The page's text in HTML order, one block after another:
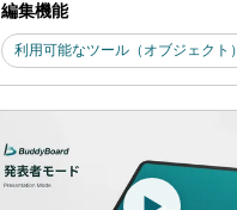
編集機能
利用可能なツール（オブジェクト）